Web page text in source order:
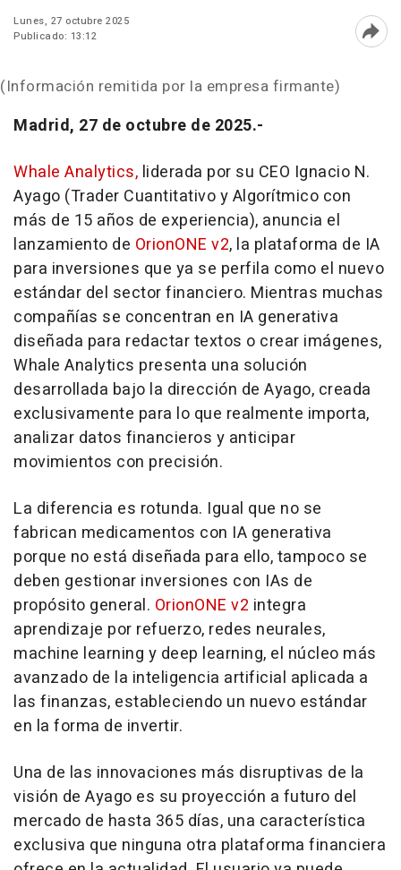
Lunes, 27 octubre 2025
Publicado: 13:12
(Información remitida por la empresa firmante)
Madrid, 27 de octubre de 2025.-
Whale Analytics, liderada por su CEO Ignacio N.
Ayago (Trader Cuantitativo y Algorítmico con
más de 15 años de experiencia), anuncia el
lanzamiento de OrionONE v2, la plataforma de IA
para inversiones que ya se perfila como el nuevo
estándar del sector financiero. Mientras muchas
compañías se concentran en IA generativa
diseñada para redactar textos o crear imágenes,
Whale Analytics presenta una solución
desarrollada bajo la dirección de Ayago, creada
exclusivamente para lo que realmente importa,
analizar datos financieros y anticipar
movimientos con precisión.
La diferencia es rotunda. Igual que no se
fabrican medicamentos con IA generativa
porque no está diseñada para ello, tampoco se
deben gestionar inversiones con IAs de
propósito general. OrionONE v2 integra
aprendizaje por refuerzo, redes neurales,
machine learning y deep learning, el núcleo más
avanzado de la inteligencia artificial aplicada a
las finanzas, estableciendo un nuevo estándar
en la forma de invertir.
Una de las innovaciones más disruptivas de la
visión de Ayago es su proyección a futuro del
mercado de hasta 365 días, una característica
exclusiva que ninguna otra plataforma financiera